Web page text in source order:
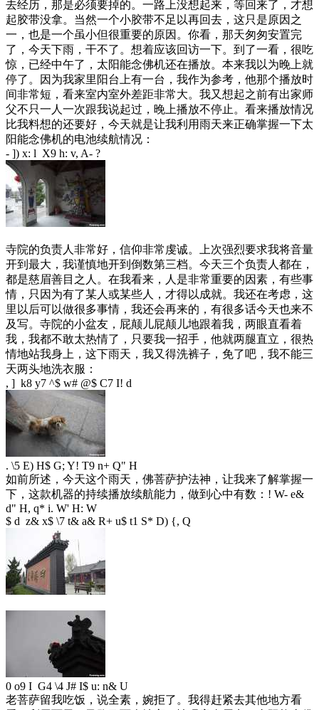
去经历，那是必须要掉的。一路上没想起来，等回来了，才想
起胶带没拿。当然一个小胶带不足以再回去，这只是原因之
一，也是一个虽小但很重要的原因。你看，那天匆匆安置完
了，今天下雨，干不了。想着应该回访一下。到了一看，很吃
惊，已经中午了，太阳能念佛机还在播放。本来我以为晚上就
停了。因为我家里阳台上有一台，我作为参考，他那个播放时
间非常短，看来室内室外差距非常大。我又想起之前有出家师
父不只一人一次跟我说起过，晚上播放不停止。看来播放情况
比我料想的还要好，今天就是让我利用雨天来正确掌握一下太
阳能念佛机的电池续航情况：
- ]) x: l X9 h: v, A- ?
寺院的负责人非常好，信仰非常虔诚。上次强烈要求我将音量
开到最大，我谨慎地开到倒数第三档。今天三个负责人都在，
都是慈眉善目之人。在我看来，人是非常重要的因素，有些事
情，只因为有了某人或某些人，才得以成就。我还在考虑，这
里以后可以做很多事情，我还会再来的，有很多话今天也来不
及写。寺院的小盆友，屁颠儿屁颠儿地跟着我，两眼直看着
我，我都不敢太热情了，只要我一招手，他就两腿直立，很热
情地站我身上，这下雨天，我又得洗裤子，免了吧，我不能三
天两头地洗衣服：
, ] k8 y7 ^$ w# @$ C7 I! d
. \5 E) H$ G; Y! T9 n+ Q" H
如前所述，今天这个雨天，佛菩萨护法神，让我来了解掌握一
下，这款机器的持续播放续航能力，做到心中有数： ! W- e&
d" H, q* i. W' H: W
$ d z& x$ \7 t& a& R+ u$ t1 S* D) {, Q
0 o9 I G4 \4 J# I$ u: n& U
老菩萨留我吃饭，说全素，婉拒了。我得赶紧去其他地方看